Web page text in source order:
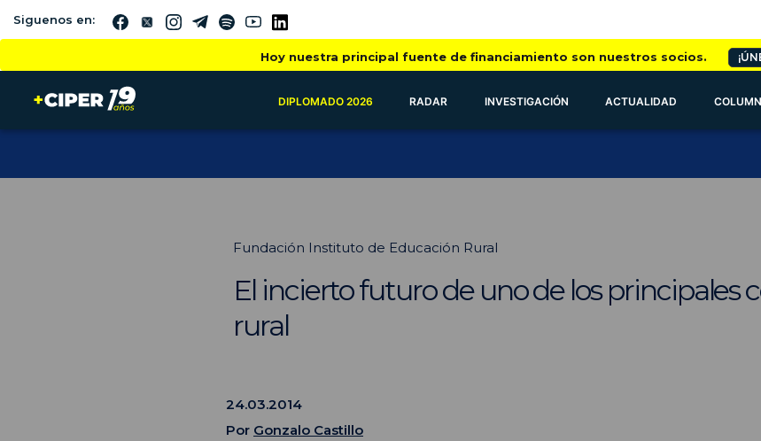
Siguenos en:
Hoy nuestra principal fuente de financiamiento son nuestros socios.
DIPLOMADO 2026 RADAR INVESTIGACIÓN ACTUALIDAD
Fundación Instituto de Educación Rural
El incierto futuro de uno de los principales
rural
24.03.2014
Por Gonzalo Castillo